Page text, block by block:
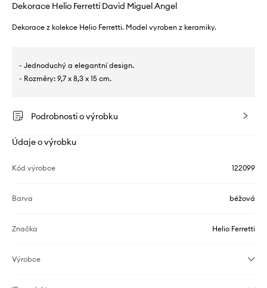
Dekorace Helio Ferretti David Miguel Angel
Dekorace z kolekce Helio Ferretti. Model vyroben z keramiky.
- Jednoduchý a elegantní design.
- Rozměry: 9,7 x 8,3 x 15 cm.
Podrobnosti o výrobku
Údaje o výrobku
Kód výrobce 122099
Barva béžová
Značka Helio Ferretti
Výrobce